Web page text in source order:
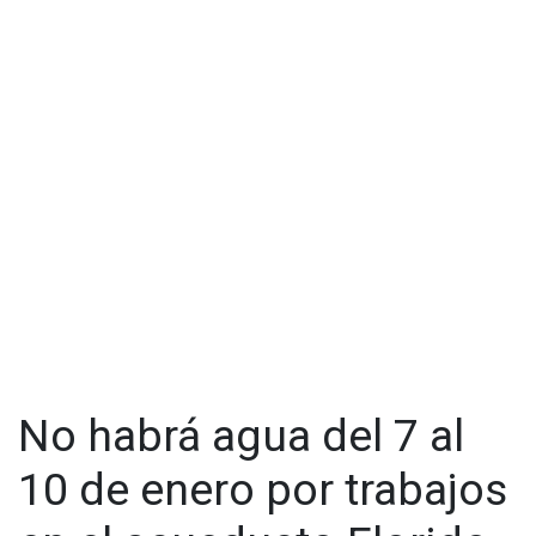
No habrá agua del 7 al
10 de enero por trabajos